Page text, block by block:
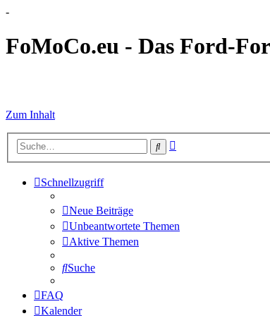
-
FoMoCo.eu - Das Ford-
Zum Inhalt
Suche
Schnellzugriff
Neue Beiträge
Unbeantwortete Themen
Aktive Themen
Suche
FAQ
Kalender